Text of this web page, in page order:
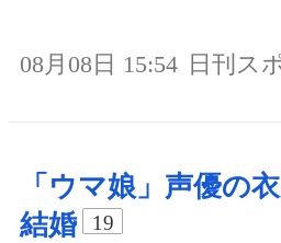
08月08日 15:54 日刊ス
「ウマ娘」声優の
結婚
19